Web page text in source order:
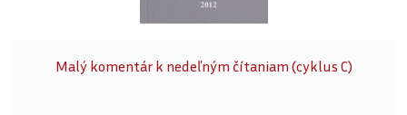
Malý komentár k nedeľným čítaniam (cyklus C)